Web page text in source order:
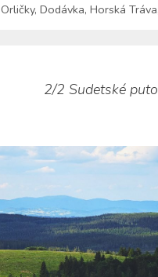
Orličky, Dodávka, Horská Tráva
2/2 Sudetské